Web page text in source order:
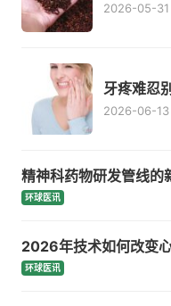
2026-05-
牙疼难忍
2026-06-13
精神科药物研发管线的
环球医讯
2026年技术如何改变
环球医讯